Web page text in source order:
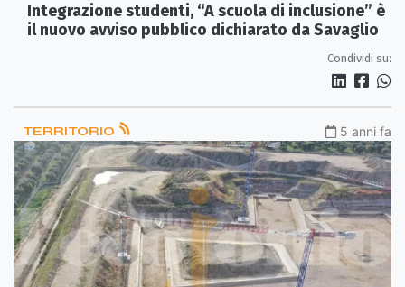
Integrazione studenti, “A scuola di inclusione” è
il nuovo avviso pubblico dichiarato da Savaglio
Condividi su:
TERRITORIO 5 anni fa